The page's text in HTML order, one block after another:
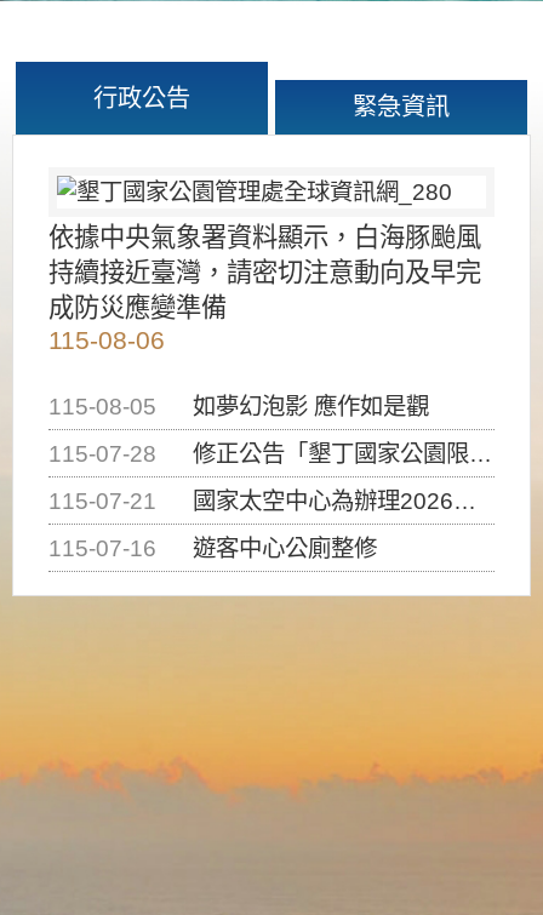
行政公告 緊急資訊
依據中央氣象署資料顯示，白海豚颱風
持續接近臺灣，請密切注意動向及早完
成防災應變準備
115-08-06
115-08-05
如夢幻泡影 應作如是觀
115-07-28
修正公告「墾丁國家公園限制水域遊憩活動之種類、範圍、時間及行為」，自即日生效。
115-07-21
國家太空中心為辦理2026台灣盃火箭競賽，陸、海、空域警戒及協調相關事宜，因颱風備案事宜
115-07-16
遊客中心公廁整修